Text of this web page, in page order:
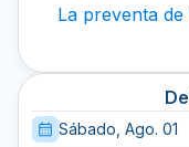
La preventa
Sábado, Ago. 01